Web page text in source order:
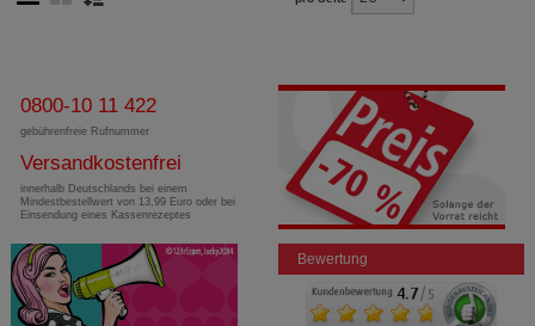
0800-10 11 422
gebührenfreie Rufnummer
Versandkostenfrei
innerhalb Deutschlands bei einem
Mindestbestellwert von 13,99 Euro oder bei
Einsendung eines Kassenrezeptes
Bewertung